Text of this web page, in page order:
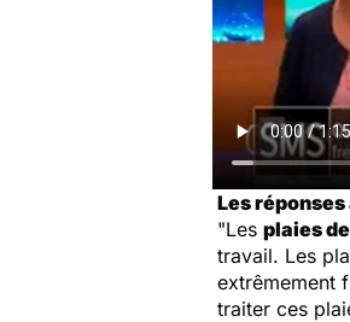
Les
"Les plaies
travail. Les
extrêmement
traiter ces